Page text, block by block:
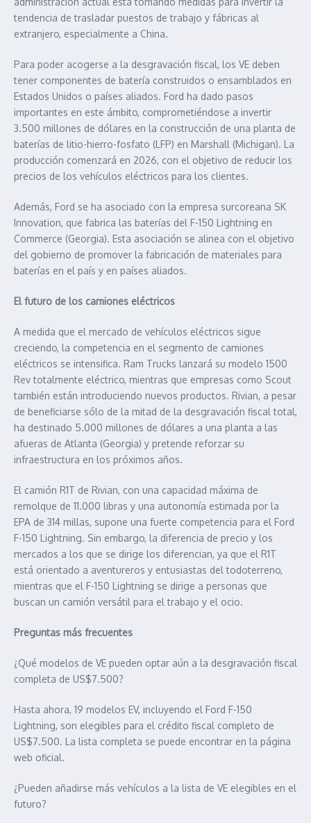
tendencia de trasladar puestos de trabajo y fábricas al
extranjero, especialmente a China.
Para poder acogerse a la desgravación fiscal, los VE deben
tener componentes de batería construidos o ensamblados en
Estados Unidos o países aliados. Ford ha dado pasos
importantes en este ámbito, comprometiéndose a invertir
3.500 millones de dólares en la construcción de una planta de
baterías de litio-hierro-fosfato (LFP) en Marshall (Michigan). La
producción comenzará en 2026, con el objetivo de reducir los
precios de los vehículos eléctricos para los clientes.
Además, Ford se ha asociado con la empresa surcoreana SK
Innovation, que fabrica las baterías del F-150 Lightning en
Commerce (Georgia). Esta asociación se alinea con el objetivo
del gobierno de promover la fabricación de materiales para
baterías en el país y en países aliados.
El futuro de los camiones eléctricos
A medida que el mercado de vehículos eléctricos sigue
creciendo, la competencia en el segmento de camiones
eléctricos se intensifica. Ram Trucks lanzará su modelo 1500
Rev totalmente eléctrico, mientras que empresas como Scout
también están introduciendo nuevos productos. Rivian, a pesar
de beneficiarse sólo de la mitad de la desgravación fiscal total,
ha destinado 5.000 millones de dólares a una planta a las
afueras de Atlanta (Georgia) y pretende reforzar su
infraestructura en los próximos años.
El camión R1T de Rivian, con una capacidad máxima de
remolque de 11.000 libras y una autonomía estimada por la
EPA de 314 millas, supone una fuerte competencia para el Ford
F-150 Lightning. Sin embargo, la diferencia de precio y los
mercados a los que se dirige los diferencian, ya que el R1T
está orientado a aventureros y entusiastas del todoterreno,
mientras que el F-150 Lightning se dirige a personas que
buscan un camión versátil para el trabajo y el ocio.
Preguntas más frecuentes
¿Qué modelos de VE pueden optar aún a la desgravación fiscal
completa de US$7.500?
Hasta ahora, 19 modelos EV, incluyendo el Ford F-150
Lightning, son elegibles para el crédito fiscal completo de
US$7.500. La lista completa se puede encontrar en la página
web oficial.
¿Pueden añadirse más vehículos a la lista de VE elegibles en el
futuro?